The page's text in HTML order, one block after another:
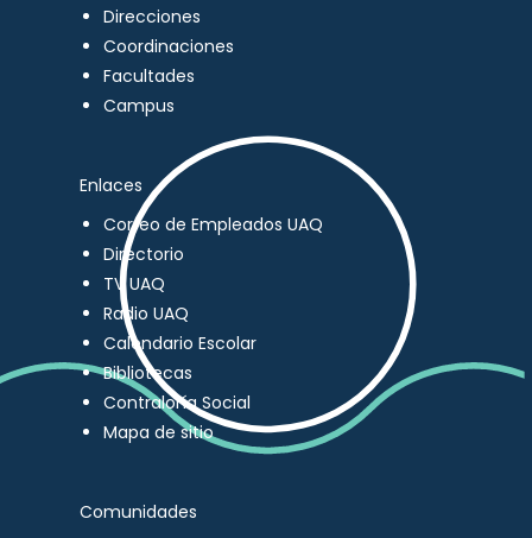
Direcciones
Coordinaciones
Facultades
Campus
Enlaces
Correo de Empleados UAQ
Directorio
TV UAQ
Radio UAQ
Calendario Escolar
Bibliotecas
Contraloría Social
Mapa de sitio
Comunidades